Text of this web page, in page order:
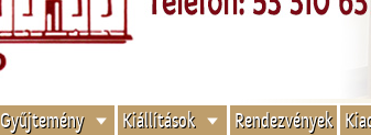
Gyűjtemény Kiállítások Rendezvények